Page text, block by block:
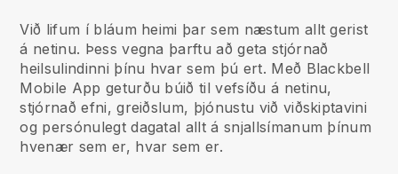
Við lifum í bláum heimi þar sem næstum allt gerist
á netinu. Þess vegna þarftu að geta stjórnað
heilsulindinni þínu hvar sem þú ert. Með Blackbell
Mobile App geturðu búið til vefsíðu á netinu,
stjórnað efni, greiðslum, þjónustu við viðskiptavini
og persónulegt dagatal allt á snjallsímanum þínum
hvenær sem er, hvar sem er.